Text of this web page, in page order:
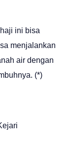
ini bisa
menjalankan
air dengan
(*)